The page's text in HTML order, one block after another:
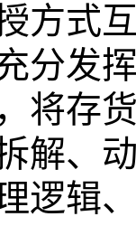
方式
分发
将存
解、
逻辑